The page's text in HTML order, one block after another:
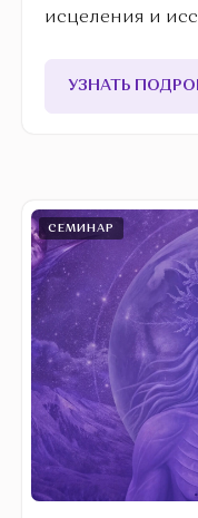
исцеления и
УЗНАТЬ
СЕМИНАР